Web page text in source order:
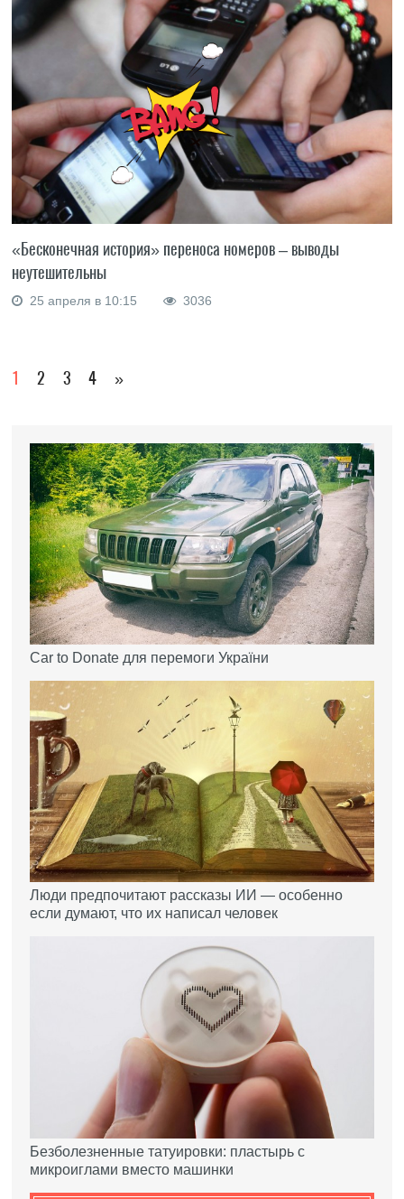
«Бесконечная история» переноса номеров – выводы
неутешительны
25 апреля в 10:15 3036
1 2 3 4 »
Car to Donate для перемоги України
Люди предпочитают рассказы ИИ — особенно
если думают, что их написал человек
Безболезненные татуировки: пластырь с
микроиглами вместо машинки